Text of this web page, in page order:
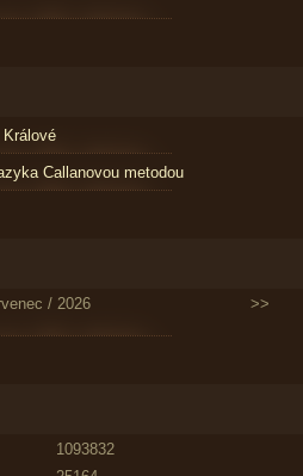
Callanovou metodou
/ 2026 >>
1093832